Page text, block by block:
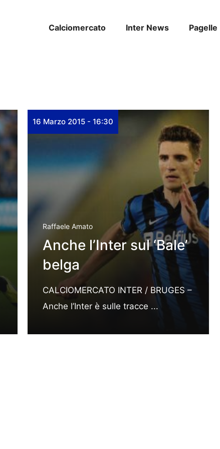
Calciomercato Inter News Pagelle
16 Marzo 2015 - 16:30
Raffaele Amato
Anche l’Inter sul ‘Bale’
belga
CALCIOMERCATO INTER / BRUGES –
Anche l’Inter è sulle tracce ...